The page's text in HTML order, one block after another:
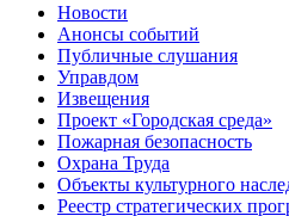
Новости
Анонсы событий
Публичные слушания
Управдом
Извещения
Проект «Городская среда»
Пожарная безопасность
Охрана Труда
Объекты культурного
Реестр стратегических